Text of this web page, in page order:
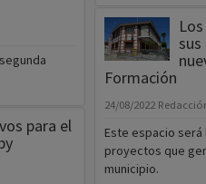
para el
Formación
24/08/2022
Este espacio
proyectos que
municipio.